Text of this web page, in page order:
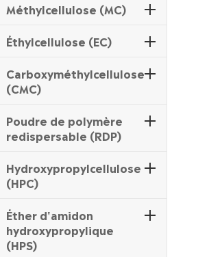
Méthylcellulose (MC)
Éthylcellulose (EC)
Carboxyméthylcellulose
(CMC)
Poudre de polymère
redispersable (RDP)
Hydroxypropylcellulose
(HPC)
Éther d'amidon
hydroxypropylique
(HPS)